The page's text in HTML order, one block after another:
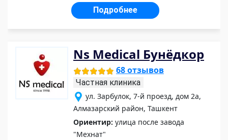
Подробнее
Ns Medical Бунёдкор
68 отзывов
Частная клиника
ул. Зарбулок, 7-й проезд, дом 2а,
Алмазарский район, Ташкент
Ориентир: улица после завода
"Мехнат"